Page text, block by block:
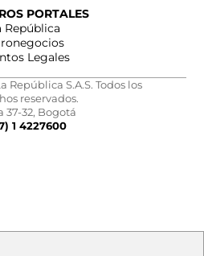
PORTALES
República
Legales
República S.A.S. Todos los
reservados.
37-32, Bogotá
1 4227600